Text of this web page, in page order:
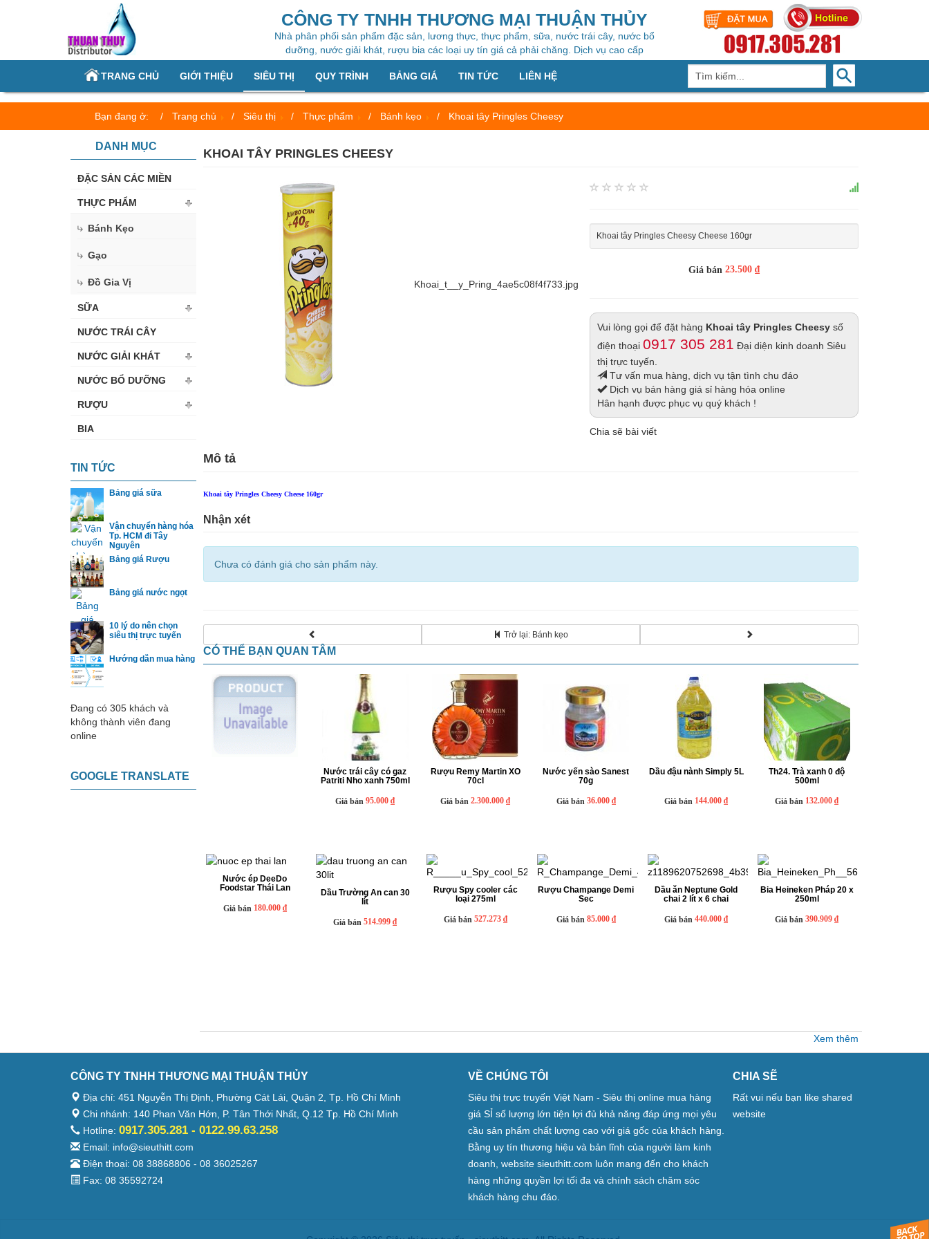
CÔNG TY TNHH THƯƠNG MẠI THUẬN THỦY
Nhà phân phối sản phẩm đặc sản, lương thực, thực phẩm, sữa, nước trái cây, nước bổ
dưỡng, nước giải khát, rượu bia các loại uy tín giá cả phải chăng. Dịch vụ cao cấp
TRANG CHỦ GIỚI THIỆU SIÊU THỊ QUY TRÌNH BẢNG GIÁ TIN TỨC LIÊN HỆ
Bạn đang ở: Trang chủ Siêu thị Thực phẩm Bánh kẹo Khoai tây Pringles Cheesy
DANH MỤC
ĐẶC SẢN CÁC MIỀN
THỰC PHẨM
Bánh Kẹo
Gạo
Đồ Gia Vị
SỮA
NƯỚC TRÁI CÂY
NƯỚC GIẢI KHÁT
NƯỚC BỔ DƯỠNG
RƯỢU
BIA
TIN TỨC
Bảng giá sữa
Vận chuyển hàng hóa
Tp. HCM đi Tây
Nguyên
Bảng giá Rượu
Bảng giá nước ngọt
10 lý do nên chọn
siêu thị trực tuyến
Hướng dẫn mua hàng
Đang có 305 khách và
không thành viên đang
online
GOOGLE TRANSLATE
KHOAI TÂY PRINGLES CHEESY
Khoai_t__y_Pring_4ae5c08f4f733.jpg
Khoai tây Pringles Cheesy Cheese 160gr
Giá bán 23.500 ₫
Vui lòng gọi để đặt hàng Khoai tây Pringles Cheesysố
điện thoại 0917 305 281 Đại diện kinh doanh Siêu
thị trực tuyến.
Tư vấn mua hàng, dịch vụ tận tình chu đáo
Dịch vụ bán hàng giá sỉ hàng hóa online
Hân hạnh được phục vụ quý khách !
Chia sẽ bài viết
Mô tả
Khoai tây Pringles Cheesy Cheese 160gr
Nhận xét
Chưa có đánh giá cho sản phẩm này.
Trở lại: Bánh kẹo
CÓ THỂ BẠN QUAN TÂM
Nước trái cây có gaz
Patriti Nho xanh 750ml
Giá bán95.000 ₫
Rượu Remy Martin XO
70cl
Giá bán2.300.000 ₫
Nước yến sào Sanest
70g
Giá bán 36.000 ₫
Dầu đậu nành Simply 5L
Giá bán 144.000 ₫
Th24. Trà xanh 0 độ
500ml
Giá bán 132.000 ₫
Nước ép DeeDo
Foodstar Thái Lan
Giá bán 180.000 ₫
Dầu Trường An can 30
lít
Giá bán514.999 ₫
Rượu Spy cooler các
loại 275ml
Giá bán 527.273 ₫
Rượu Champange Demi
Sec
Giá bán 85.000 ₫
Dầu ăn Neptune Gold
chai 2 lít x 6 chai
Giá bán440.000 ₫
Bia Heineken Pháp 20 x
250ml
Giá bán390.909 ₫
Xem thêm
CÔNG TY TNHH THƯƠNG MẠI THUẬN THỦY
Địa chỉ: 451 Nguyễn Thị Định, Phường Cát Lái, Quận 2, Tp. Hồ Chí Minh
Chi nhánh: 140 Phan Văn Hớn, P. Tân Thới Nhất, Q.12 Tp. Hồ Chí Minh
Hotline: 0917.305.281 - 0122.99.63.258
Email: info@sieuthitt.com
Điện thoại: 08 38868806 - 08 36025267
Fax: 08 35592724
VỀ CHÚNG TÔI
Siêu thị trực truyến Việt Nam - Siêu thị online mua hàng
giá SỈ số lượng lớn tiện lợi đủ khả năng đáp ứng mọi yêu
cầu sản phẩm chất lượng cao với giá gốc của khách hàng.
Bằng uy tín thương hiệu và bản lĩnh của người làm kinh
doanh, website sieuthitt.com luôn mang đến cho khách
hàng những quyền lợi tối đa và chính sách chăm sóc
khách hàng chu đáo.
CHIA SẼ
Rất vui nếu bạn like shared
website